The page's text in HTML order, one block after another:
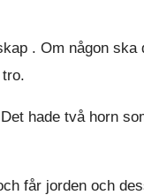
. Om någon ska
hade två horn
får jorden och